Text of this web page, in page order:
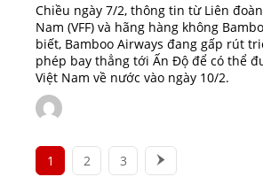
Chiều ngày 7/2, thông tin từ Liên
Nam (VFF) và hãng hàng không
biết, Bamboo Airways đang gấp rút
phép bay thẳng tới Ấn Độ để có thể
Việt Nam về nước vào ngày 10/2.
1 2 3